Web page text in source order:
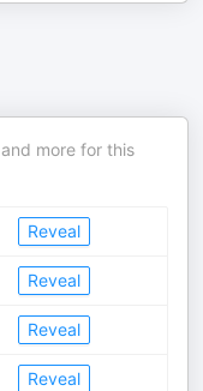
more for this
Reveal
Reveal
Reveal
Reveal